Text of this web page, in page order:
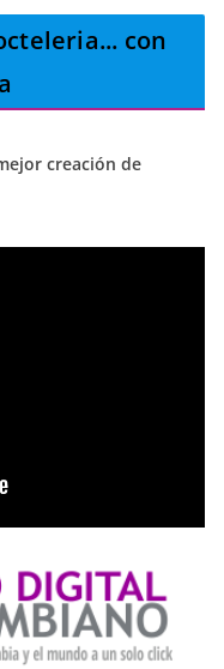
... con
creación de